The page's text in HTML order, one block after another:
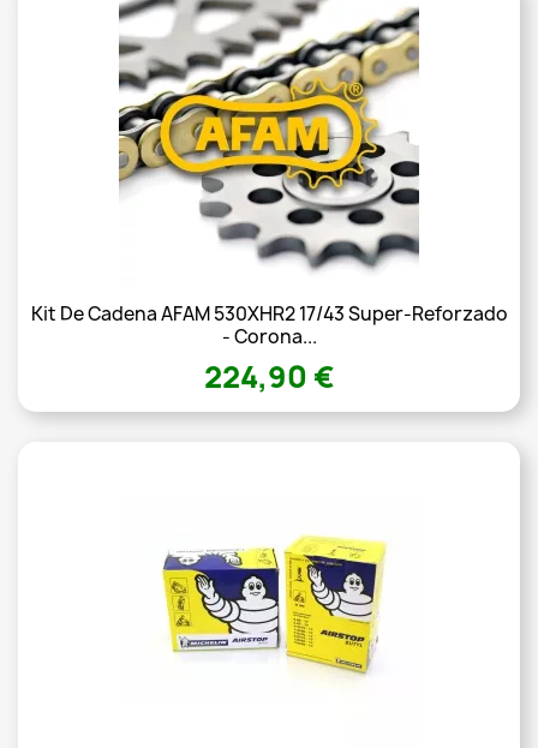
Kit De Cadena AFAM 530XHR2 17/43 Super-Reforzado
- Corona...
224,90 €